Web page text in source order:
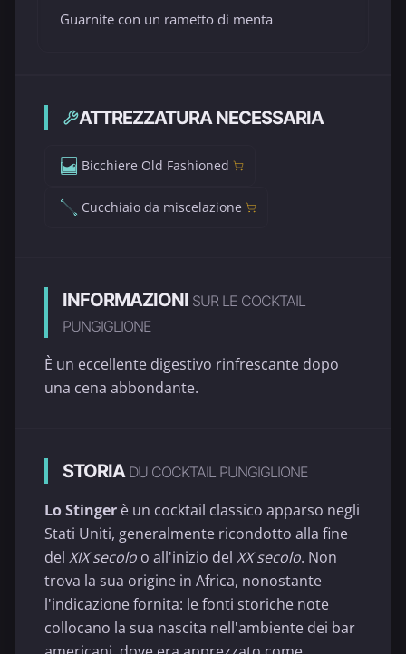
Guarnite con un rametto di menta
ATTREZZATURA NECESSARIA
Bicchiere Old Fashioned
Cucchiaio da miscelazione
INFORMAZIONI SUR LE COCKTAIL
PUNGIGLIONE
È un eccellente digestivo rinfrescante dopo
una cena abbondante.
STORIA DU COCKTAIL PUNGIGLIONE
Lo Stinger è un cocktail classico apparso negli
Stati Uniti, generalmente ricondotto alla fine
del XIX secolo o all'inizio del XX secolo. Non
trova la sua origine in Africa, nonostante
l'indicazione fornita: le fonti storiche note
collocano la sua nascita nell'ambiente dei bar